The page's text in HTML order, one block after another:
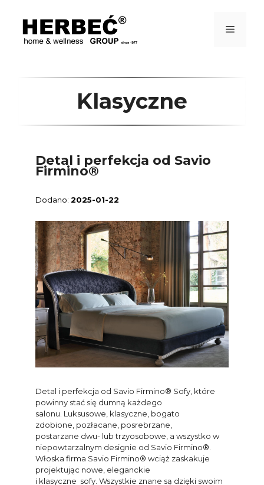
Menu
Klasyczne
Detal i perfekcja od Savio
Firmino®
2025-01-22
Detal i perfekcja od Savio Firmino® Sofy, które
powinny stać się dumną każdego
salonu. Luksusowe, klasyczne, bogato
zdobione, pozłacane, posrebrzane,
postarzane dwu- lub trzyosobowe, a wszystko w
niepowtarzalnym designie od Savio Firmino®.
Włoska firma Savio Firmino® wciąż zaskakuje
projektując nowe, eleganckie
i klasyczne sofy. Wszystkie znane są dzięki swoim